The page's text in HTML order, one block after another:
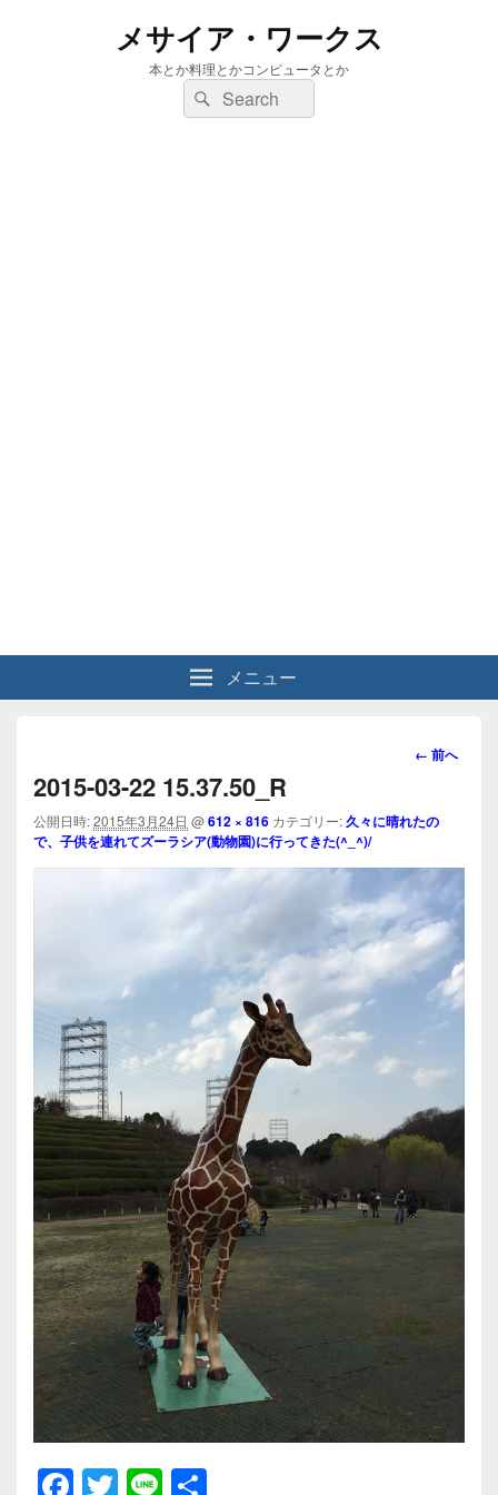
メサイア・ワークス
本とか料理とかコンピュータとか
検
索:
検
索
メニュー
画
ビ
ー
シ
ョ
ン
← 前へ
2015-03-22 15.37.50_R
公開日時:2015年3月24日 @612 × 816 カテゴリー:久々に晴れたの
で、子供を連れてズーラシア(動物園)に行ってきた(^_^)/